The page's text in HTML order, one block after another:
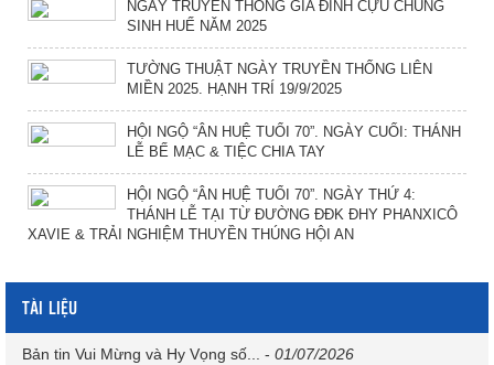
NGÀY TRUYỀN THỐNG GIA ĐÌNH CỰU CHỦNG
SINH HUẾ NĂM 2025
TƯỜNG THUẬT NGÀY TRUYỀN THỐNG LIÊN
MIỀN 2025. HẠNH TRÍ 19/9/2025
HỘI NGỘ “ÂN HUỆ TUỔI 70”. NGÀY CUỐI: THÁNH
LỄ BẾ MẠC & TIỆC CHIA TAY
HỘI NGỘ “ÂN HUỆ TUỔI 70”. NGÀY THỨ 4:
THÁNH LỄ TẠI TỪ ĐƯỜNG ĐĐK ĐHY PHANXICÔ
XAVIE & TRẢI NGHIỆM THUYỀN THÚNG HỘI AN
TÀI LIỆU
Bản tin Vui Mừng và Hy Vọng số... - 01/07/2026